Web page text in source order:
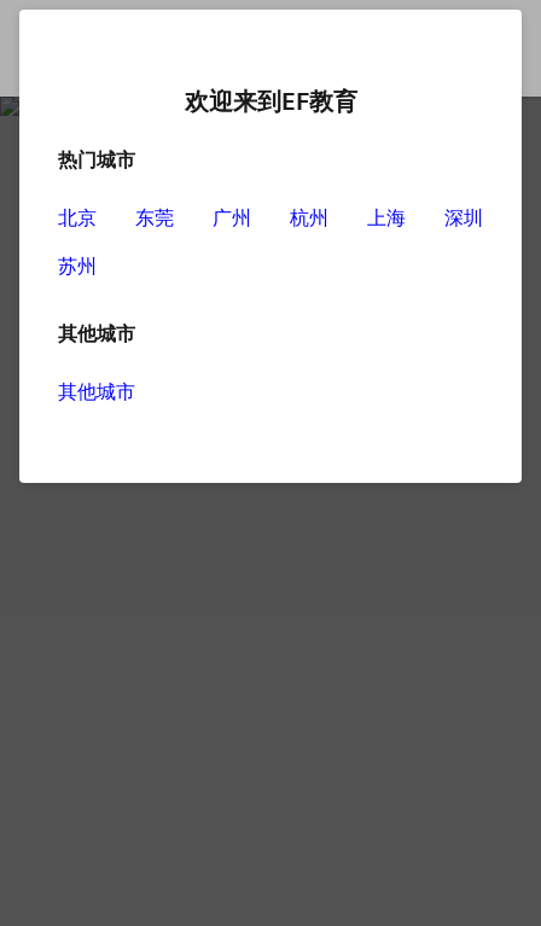
欢迎来到EF教育
热门城市
北京 东莞 广州 杭州 上海
深圳
苏州
其他城市
其他城市